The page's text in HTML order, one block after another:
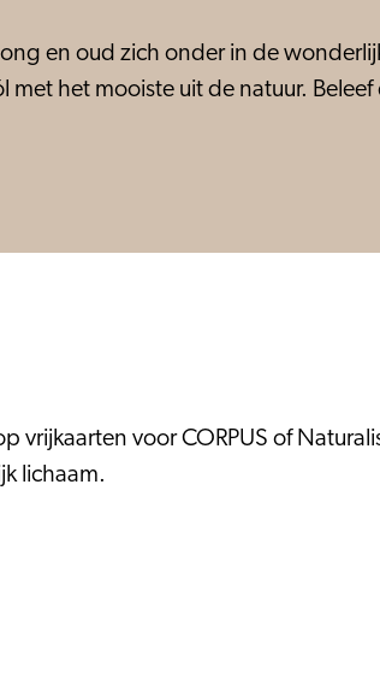
en oud zich onder in de
het mooiste uit de natuur. Beleef
voor CORPUS of
lichaam.